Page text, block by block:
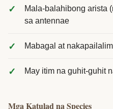
Mala-balahibong arista
sa antennae
Mabagal at
May itim na guhit-guhit
Mga Katulad na Species